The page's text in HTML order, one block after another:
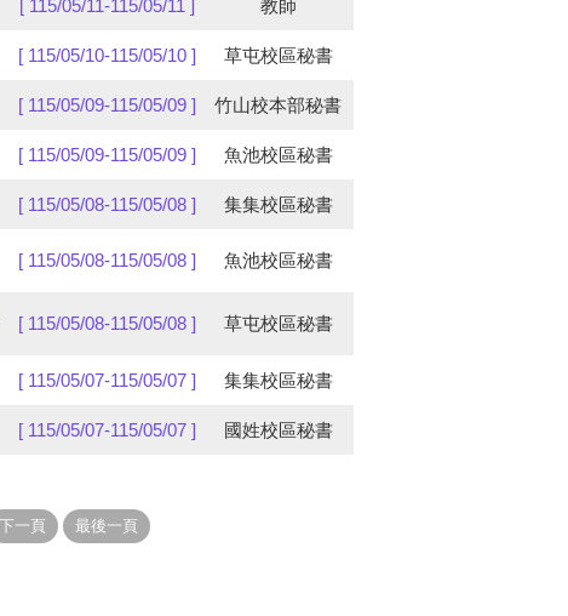
[ 115/05/11-115/05/11 ] 教師
[ 115/05/10-115/05/10 ] 草屯校區秘書
[ 115/05/09-115/05/09 ] 竹山校本部秘書
[ 115/05/09-115/05/09 ] 魚池校區秘書
[ 115/05/08-115/05/08 ] 集集校區秘書
[ 115/05/08-115/05/08 ] 魚池校區秘書
[ 115/05/08-115/05/08 ] 草屯校區秘書
[ 115/05/07-115/05/07 ] 集集校區秘書
[ 115/05/07-115/05/07 ] 國姓校區秘書